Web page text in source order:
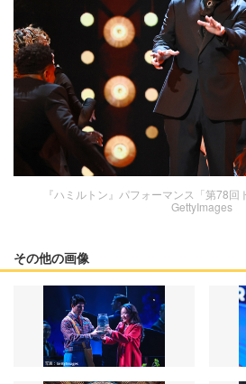
『ハミルトン』パフォーマンス「第78回
GettyImages
その他の画像